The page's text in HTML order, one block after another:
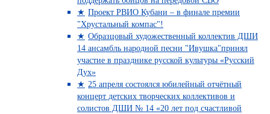
Проект РВИО Кубани – в финале премии
"Хрустальный компас"!
Образцовый художественный коллектив ДШИ
14 ансамбль народной песни "Ивушка"принял
участие в празднике русской культуры «Русский
Дух»
25 апреля состоялся юбилейный отчётный
концерт детских творческих коллективов и
солистов ДШИ № 14 «20 лет под счастливой